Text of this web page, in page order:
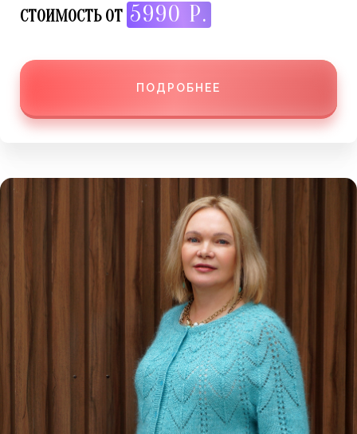
СТОИМОСТЬ ОТ 5990 Р.
ПОДРОБНЕЕ